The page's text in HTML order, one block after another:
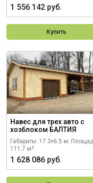
1 556 142 руб.
Купить
Навес для трех авто с
хозблоком БАЛТИЯ
Габариты: 17.3×6.5 м.
111.7 м²
1 628 086 руб.